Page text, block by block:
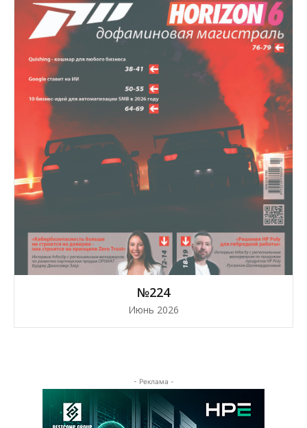
№224
Июнь 2026
- Реклама -